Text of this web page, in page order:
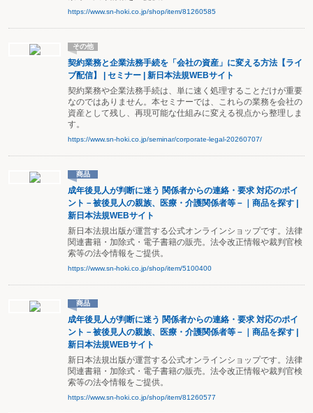
https://www.sn-hoki.co.jp/shop/item/81260585
その他
契約業務と企業法務手続を「会社の資産」に変える方法【ライ
ブ配信】 | セミナー | 新日本法規WEBサイト
契約業務や企業法務手続は、単に速く処理することだけが重要
なのではありません。本セミナーでは、これらの業務を会社の
資産として残し、再現可能な仕組みに変える視点から整理しま
す。
https://www.sn-hoki.co.jp/seminar/corporate-legal-20260707/
商品
成年後見人が判断に迷う 関係者からの連絡・要求 対応のポイ
ント－被後見人の親族、医療・介護関係者等－｜商品を探す |
新日本法規WEBサイト
新日本法規出版が運営する公式オンラインショップです。法律
関連書籍・加除式・電子書籍の販売。法令改正情報や裁判官検
索等の法令情報をご提供。
https://www.sn-hoki.co.jp/shop/item/5100400
商品
成年後見人が判断に迷う 関係者からの連絡・要求 対応のポイ
ント－被後見人の親族、医療・介護関係者等－｜商品を探す |
新日本法規WEBサイト
新日本法規出版が運営する公式オンラインショップです。法律
関連書籍・加除式・電子書籍の販売。法令改正情報や裁判官検
索等の法令情報をご提供。
https://www.sn-hoki.co.jp/shop/item/81260577